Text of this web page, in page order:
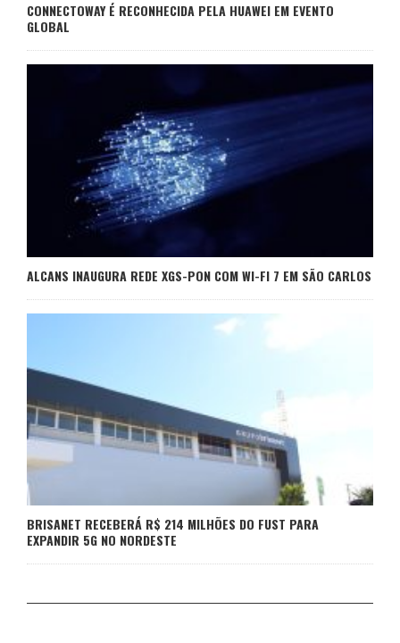
CONNECTOWAY É RECONHECIDA PELA HUAWEI EM EVENTO
GLOBAL
ALCANS INAUGURA REDE XGS-PON COM WI-FI 7 EM SÃO CARLOS
BRISANET RECEBERÁ R$ 214 MILHÕES DO FUST PARA
EXPANDIR 5G NO NORDESTE